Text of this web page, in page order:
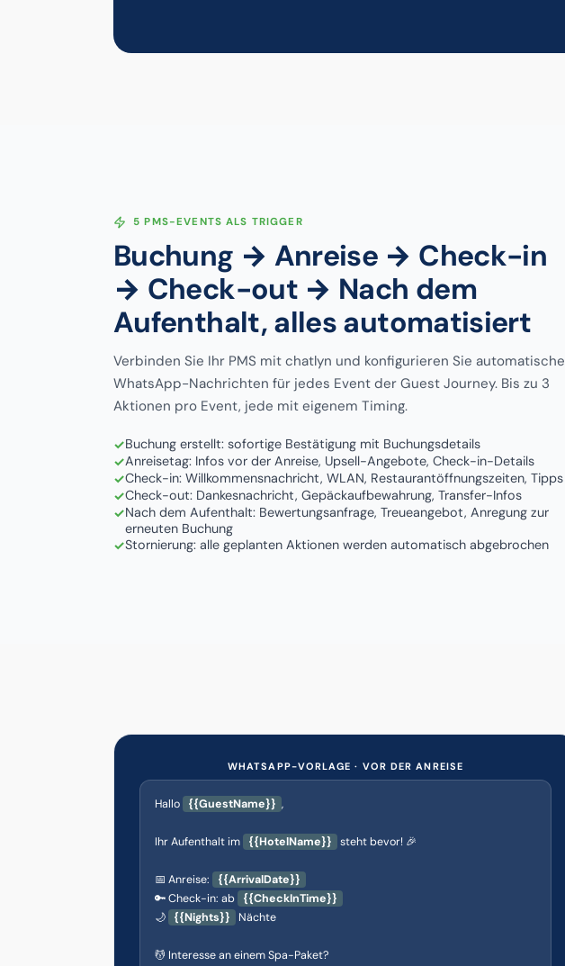
5 PMS-EVENTS ALS TRIGGER
Buchung → Anreise → Check-in
→ Check-out → Nach dem
Aufenthalt, alles automatisiert
Verbinden Sie Ihr PMS mit chatlyn und konfigurieren Sie automatische
WhatsApp-Nachrichten für jedes Event der Guest Journey. Bis zu 3
Aktionen pro Event, jede mit eigenem Timing.
Buchung erstellt: sofortige Bestätigung mit Buchungsdetails
Anreisetag: Infos vor der Anreise, Upsell-Angebote, Check-in-Details
Check-in: Willkommensnachricht, WLAN, Restaurantöffnungszeiten, Tipps
Check-out: Dankesnachricht, Gepäckaufbewahrung, Transfer-Infos
Nach dem Aufenthalt: Bewertungsanfrage, Treueangebot, Anregung zur
erneuten Buchung
Stornierung: alle geplanten Aktionen werden automatisch abgebrochen
WHATSAPP-VORLAGE · VOR DER ANREISE
Hallo {{GuestName}} ,
Ihr Aufenthalt im {{HotelName}} steht bevor! 🎉
📅 Anreise:
{{ArrivalDate}}
🔑 Check-in: ab
{{CheckInTime}}
🌙
{{Nights}} Nächte
💆 Interesse an einem Spa-Paket?